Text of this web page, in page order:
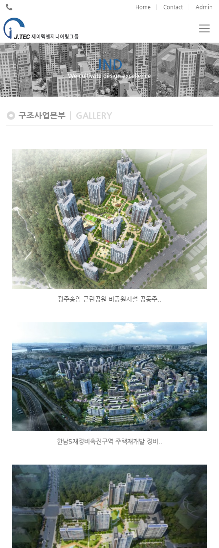
Home Contact Admin
JND
We cultivate design excellence
구조사업본부 GALLERY
광주송암 근린공원 비공원시설 공동주..
한남5재정비촉진구역 주택재개발 정비..